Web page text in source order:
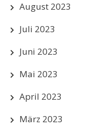
August 2023
Juli 2023
Juni 2023
Mai 2023
April 2023
März 2023